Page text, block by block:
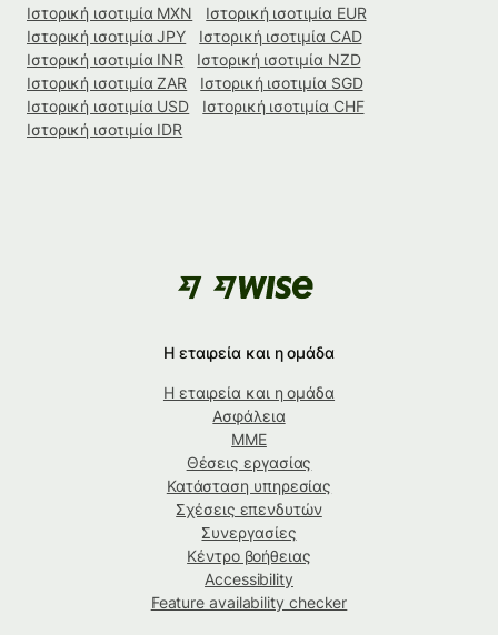
Ιστορική ισοτιμία MXN
Ιστορική ισοτιμία EUR
Ιστορική ισοτιμία JPY
Ιστορική ισοτιμία CAD
Ιστορική ισοτιμία INR
Ιστορική ισοτιμία NZD
Ιστορική ισοτιμία ZAR
Ιστορική ισοτιμία SGD
Ιστορική ισοτιμία USD
Ιστορική ισοτιμία CHF
Ιστορική ισοτιμία IDR
Η εταιρεία και η ομάδα
Η εταιρεία και η ομάδα
Ασφάλεια
ΜΜΕ
Θέσεις εργασίας
Κατάσταση υπηρεσίας
Σχέσεις επενδυτών
Συνεργασίες
Κέντρο βοήθειας
Accessibility
Feature availability checker